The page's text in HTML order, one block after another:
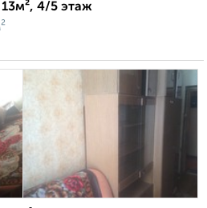
4/5 этаж